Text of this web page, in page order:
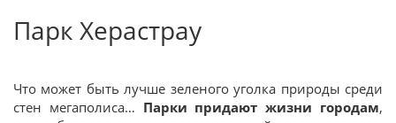
Парк Херастрау
Что может быть лучше зеленого уголка природы среди
стен мегаполиса… Парки придают жизни городам,